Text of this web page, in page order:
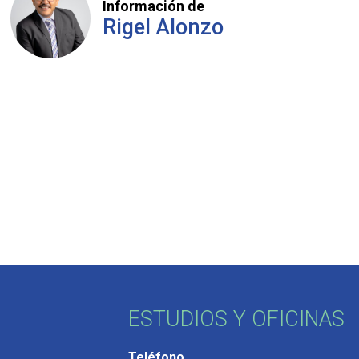
Información de
Rigel Alonzo
ESTUDIOS Y OFICINAS